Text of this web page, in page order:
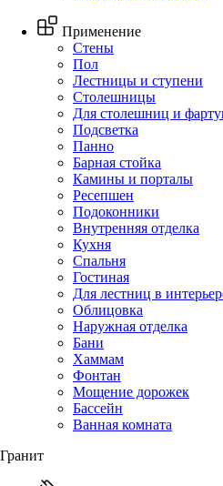
Применение
Стены
Пол
Лестницы и ступени
Столешницы
Для столешниц и
Подсветка
Панно
Барная стойка
Камины и порталы
Ресепшен
Подоконники
Внутренняя отделка
Кухня
Спальня
Гостиная
Для лестниц в
Облицовка
Наружная отделка
Бани
Хаммам
Фонтан
Мощение дорожек
Бассейн
Ванная комната
Гранит